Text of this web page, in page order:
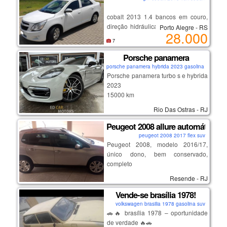
opções cores
✅ econômico, confortável e
confiável
✅ manual do proprietário
✅ 4 pneus novos
✅ revisado
✅ sem sinistro
✅ sem leilão
✅ tirado 0km na holanda
volkswagen.
cobalt 2013 1.4 bancos em couro,
direção hidráulica, ar condicionado,
central multimídia, descanso de
braço do motorista, ar quente,
desembaçador traseiro,câmera de
ré.
Porto Alegre - RS
28.000
7
Porsche panamera
porsche panamera hybrida 2023 gasolina coupe
Porsche panamera turbo s e hybrida
2023
15000 km
Rio Das Ostras - RJ
Peugeot 2008 allure automático
peugeot 2008 2017 flex suv
Peugeot 2008, modelo 2016/17,
único dono, bem conservado,
completo
Resende - RJ
Vende-se brasília 1978!
volkswagen brasilia 1978 gasolina suv
🚗🔥 brasília 1978 – oportunidade
de verdade 🔥🚗